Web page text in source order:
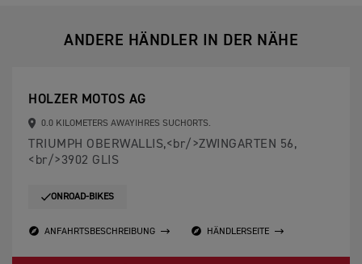
ANDERE HÄNDLER IN DER NÄHE
HOLZER MOTOS AG
0.0 KILOMETERS AWAYIHRES SUCHORTS.
TRIUMPH OBERWALLIS,<br/>ZWINGARTEN 56,
<br/>3902 GLIS
ONROAD-BIKES
ANFAHRTSBESCHREIBUNG HÄNDLERSEITE